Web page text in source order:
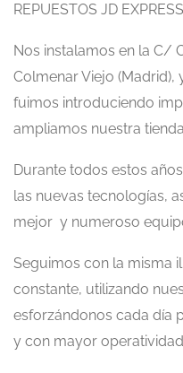
REPUESTOS JD
Nos instalamos en la C/
Colmenar Viejo
fuimos introduciendo
ampliamos nuestra
Durante todos estos
las nuevas tecnologías,
mejor y numeroso
Seguimos con la misma
constante, utilizando
esforzándonos cada día
y con mayor